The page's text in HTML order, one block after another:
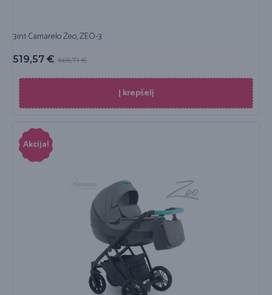
3in1 Camarelo Zeo, ZEO-3
666,71€
519,57 €
Į krepšelį
Akcija!